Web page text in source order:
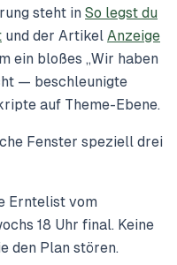
steht in So legst du
und der Artikel Anzeige
ein bloßes „Wir haben
— beschleunigte
auf Theme-Ebene.
Fenster speziell drei
Erntelist vom
18 Uhr final. Keine
den Plan stören.